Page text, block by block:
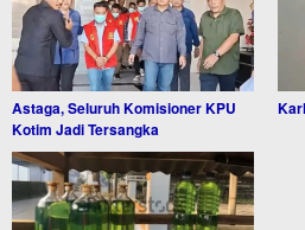
Astaga, Seluruh Komisioner KPU
Kotim Jadi Tersangka